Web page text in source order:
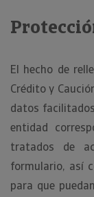
El hecho de
Crédito y
datos
entidad
tratados de
formulario, así
para que